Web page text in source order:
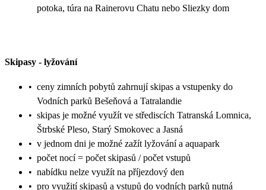
potoka, túra na Rainerovu Chatu nebo Sliezky dom
Skipasy - lyžování
• ceny zimních pobytů zahrnují skipas a vstupenky do
Vodních parků Bešeňová a Tatralandie
• skipas je možné využít ve střediscích Tatranská Lomnica,
Štrbské Pleso, Starý Smokovec a Jasná
• v jednom dni je možné zažít lyžování a aquapark
• počet nocí = počet skipasů / počet vstupů
• nabídku nelze využít na příjezdový den
• pro využití skipasů a vstupů do vodních parků nutná